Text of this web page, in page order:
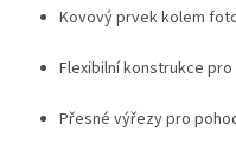
Kovový prvek kolem
Flexibilní konstrukce
Přesné výřezy pro